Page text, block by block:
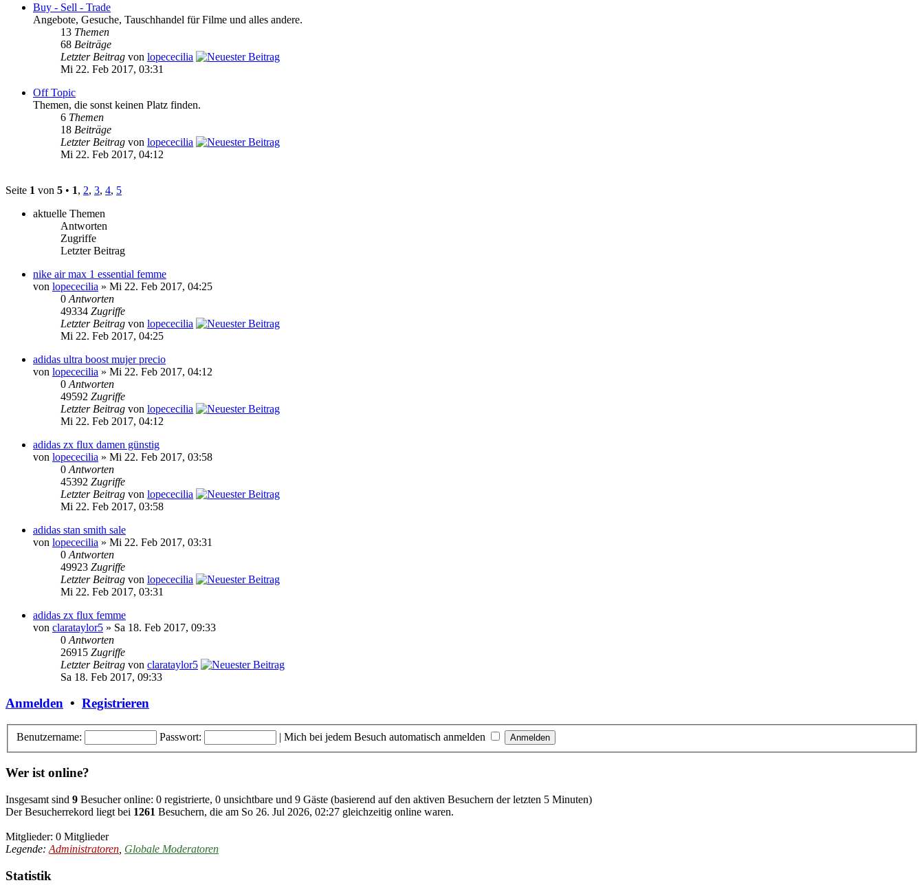
Buy - Sell - Trade
Angebote, Gesuche, Tauschhandel für Filme und alles andere.
13 Themen
68 Beiträge
Letzter Beitrag von lopececilia
Mi 22. Feb 2017, 03:31
Off Topic
Themen, die sonst keinen Platz finden.
6 Themen
18 Beiträge
Letzter Beitrag von lopececilia
Mi 22. Feb 2017, 04:12
Seite 1 von 5 • 1, 2, 3, 4, 5
aktuelle Themen
Antworten
Zugriffe
Letzter Beitrag
nike air max 1 essential femme
von lopececilia » Mi 22. Feb 2017, 04:25
0 Antworten
49334 Zugriffe
Letzter Beitrag von lopececilia
Mi 22. Feb 2017, 04:25
adidas ultra boost mujer precio
von lopececilia » Mi 22. Feb 2017, 04:12
0 Antworten
49592 Zugriffe
Letzter Beitrag von lopececilia
Mi 22. Feb 2017, 04:12
adidas zx flux damen günstig
von lopececilia » Mi 22. Feb 2017, 03:58
0 Antworten
45392 Zugriffe
Letzter Beitrag von lopececilia
Mi 22. Feb 2017, 03:58
adidas stan smith sale
von lopececilia » Mi 22. Feb 2017, 03:31
0 Antworten
49923 Zugriffe
Letzter Beitrag von lopececilia
Mi 22. Feb 2017, 03:31
adidas zx flux femme
von clarataylor5 » Sa 18. Feb 2017, 09:33
0 Antworten
26915 Zugriffe
Letzter Beitrag von clarataylor5
Sa 18. Feb 2017, 09:33
Anmelden • Registrieren
Benutzername: Passwort: | Mich bei jedem Besuch automatisch anmelden
Wer ist online?
Insgesamt sind 9 Besucher online: 0 registrierte, 0 unsichtbare und 9 Gäste (basierend auf den aktiven Besuchern der letzten 5 Minuten)
Der Besucherrekord liegt bei 1261 Besuchern, die am So 26. Jul 2026, 02:27 gleichzeitig online waren.
Mitglieder: 0 Mitglieder
Legende: Administratoren Globale Moderatoren
Statistik